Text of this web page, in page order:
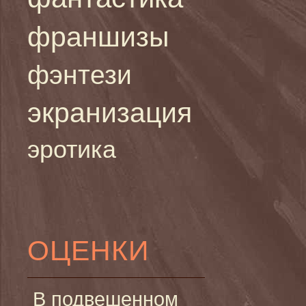
франшизы
фэнтези
экранизация
эротика
ОЦЕНКИ
В подвешенном